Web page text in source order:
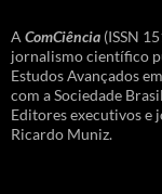
A ComCiência (ISSN
jornalismo científico
Estudos Avançados
com a Sociedade
Editores executivos e
Ricardo Muniz.